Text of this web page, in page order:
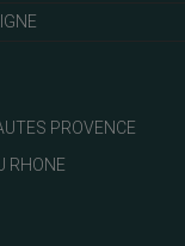
PROVENCE
RHONE